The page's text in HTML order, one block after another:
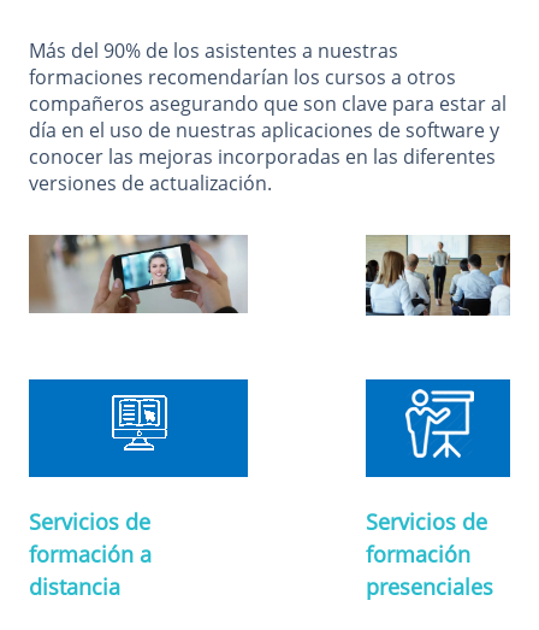
Más del 90% de los asistentes a nuestras
formaciones recomendarían los cursos a otros
compañeros asegurando que son clave para estar al
día en el uso de nuestras aplicaciones de software y
conocer las mejoras incorporadas en las diferentes
versiones de actualización.
Servicios de
formación a
distancia
Servicios de
formación
presenciales